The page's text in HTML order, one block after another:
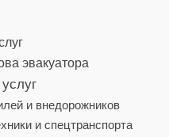
эвакуатора
и внедорожников
и спецтранспорта